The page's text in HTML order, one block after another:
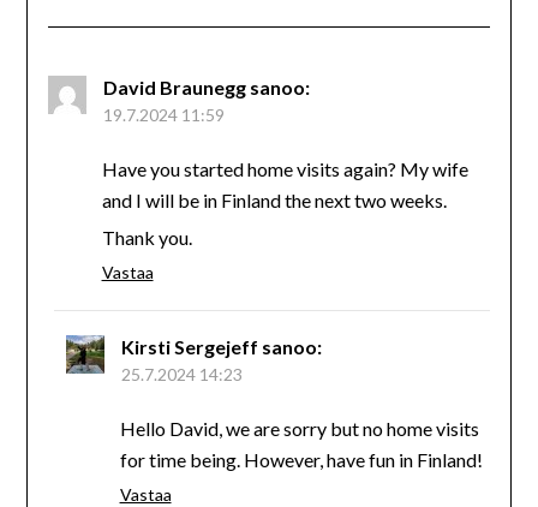
David Braunegg sanoo:
19.7.2024 11:59
Have you started home visits again? My wife
and I will be in Finland the next two weeks.
Thank you.
Vastaa
Kirsti Sergejeff sanoo:
25.7.2024 14:23
Hello David, we are sorry but no home visits
for time being. However, have fun in Finland!
Vastaa